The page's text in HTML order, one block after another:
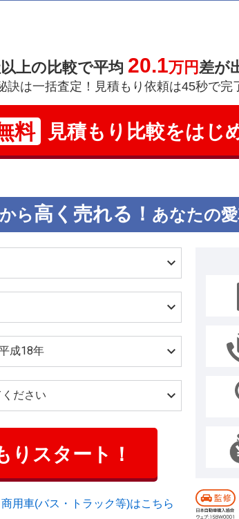
上の比較で平均 20.1万円差が
訣は一括査定！見積もり依頼は45秒で完
料 見積もり比較をはじ
ら高く売れる！ あなたの
りスタート！
商用車(バス・トラック等)はこちら